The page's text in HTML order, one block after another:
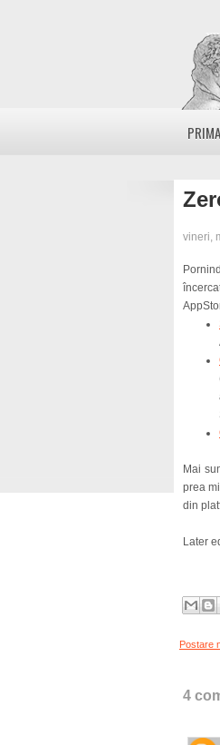
vineri,
Mai
prea
din
Later
Postare
4